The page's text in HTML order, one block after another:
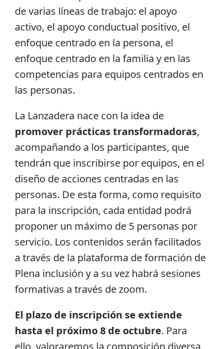
de varias líneas de trabajo: el apoyo
activo, el apoyo conductual positivo, el
enfoque centrado en la persona, el
enfoque centrado en la familia y en las
competencias para equipos centrados en
las personas.
La Lanzadera nace con la idea de
promover prácticas transformadoras,
acompañando a los participantes, que
tendrán que inscribirse por equipos, en el
diseño de acciones centradas en las
personas. De esta forma, como requisito
para la inscripción, cada entidad podrá
proponer un máximo de 5 personas por
servicio. Los contenidos serán facilitados
a través de la plataforma de formación de
Plena inclusión y a su vez habrá sesiones
formativas a través de zoom.
El plazo de inscripción se extiende
hasta el próximo 8 de octubre. Para
ello, valoraremos la composición diversa